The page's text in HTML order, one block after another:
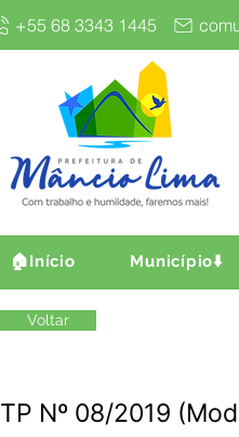
+55 68 3343 1445
🏠Início Município⬇️
Voltar
TP Nº 08/2019